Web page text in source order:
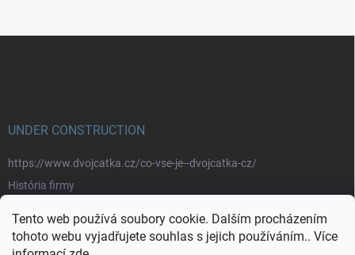
Tento web používá soubory cookie. Dalším procházením
tohoto webu vyjadřujete souhlas s jejich používáním.. Více
UNDER CONSTRUCTION
https://www.dvojcatka.cz/co-vse-je--dvojcatka-cz/
História firmy
Značky